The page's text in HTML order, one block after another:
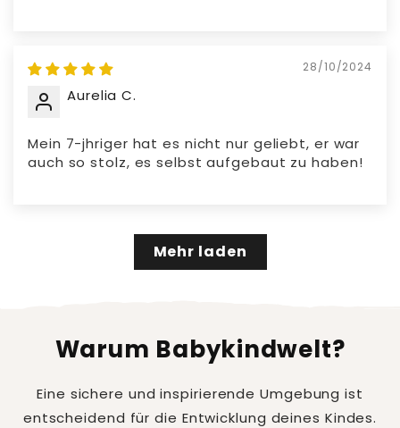
28/10/2024
Aurelia C.
Mein 7-jhriger hat es nicht nur geliebt, er war
auch so stolz, es selbst aufgebaut zu haben!
Mehr laden
Warum Babykindwelt?
Eine sichere und inspirierende Umgebung ist
entscheidend für die Entwicklung deines Kindes.